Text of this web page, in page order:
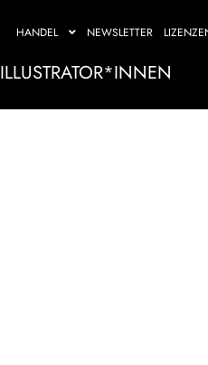
HANDEL NEWSLETTER
ILLUSTRATOR*INNEN